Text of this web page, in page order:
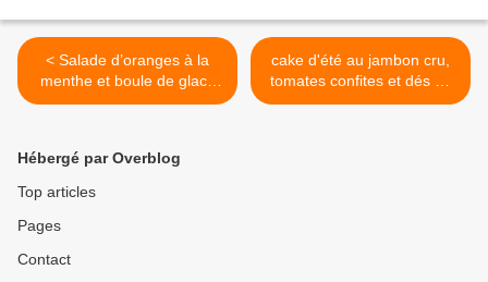
< Salade d’oranges à la
menthe et boule de glace
vanille.
cake d'été au jambon cru,
tomates confites et dés de
brebis >
Hébergé par Overblog
Top articles
Pages
Contact